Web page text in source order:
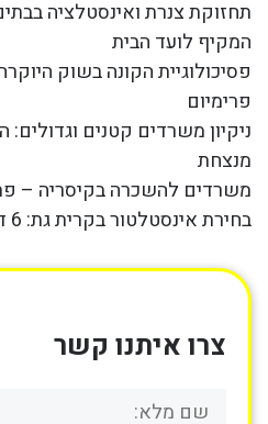
תחזוקת צנרת ואינסטלציה
המקיף לועד הבית
פסיכולוגיית הקונה בשוק
פרימיום
ניקיון משרדים קטנים
מנצחת
משרדים להשכרה בקיסריה –
בחירת אינסטלטור בקרית גת: 6 דברים שלא כדאי לפספס
צרו איתנו קשר